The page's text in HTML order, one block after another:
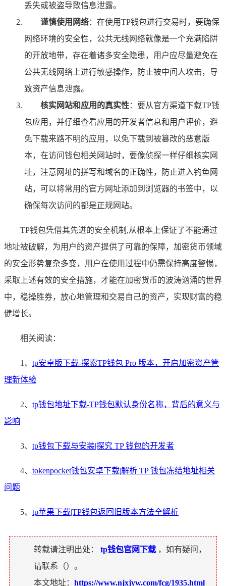
丢失或被盗导致信息泄露。
谨慎使用网络：在使用TP钱包进行交易时，要确保
网络环境的安全性，公共无线网络就像是一个充满陷阱
的开放地带，存在着诸多安全隐患，用户应尽量避免在
公共无线网络上进行敏感操作，防止被中间人攻击，导
致资产信息泄露。
核实网站和应用的真实性：要从官方渠道下载TP钱
包应用，并仔细查看应用的开发者信息和用户评价，避
免下载来路不明的应用，以免下载到被篡改的恶意版
本，在访问钱包相关网站时，要像侦探一样仔细核实网
址，注意网址的拼写和域名的正确性，防止进入钓鱼网
站，可以将常用的官方网址添加到浏览器的书签中，以
确保每次访问的都是正规网站。
TP钱包凭借其先进的安全机制,从根本上保证了不能通过
地址被破解，为用户的资产提供了可靠的保障，加密货币领域
的安全形势复杂多变，用户在使用过程中仍需保持高度警惕，
采取上述有效的安全措施，才能在加密货币的波涛汹涌的世界
中，稳操胜券，放心地管理和交易自己的资产，实现财富的稳
健增长。
相关阅读：
1、 tp安卓版下载-探索TP钱包 Pro 版本，开启加密资产管
理新体验
2、 tp钱包地址下载-TP钱包默认身份名称，背后的意义与
影响
3、 tp钱包下载与安装|探究 TP 钱包的开发者
4、 tokenpocket钱包安卓下载|解析 TP 钱包冻结地址相关
问题
5、 tp苹果下载|TP钱包返回旧版本方法全解析
转载请注明出处： tp钱包官网下载 ，如有疑问，
请联系（）。
本文地址： https://www.njxjyw.com/fcg/1935.html